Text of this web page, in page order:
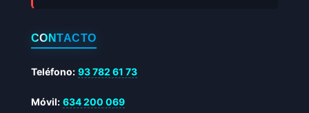
CONTACTO
Teléfono: 93 782 61 73
Móvil: 634 200 069